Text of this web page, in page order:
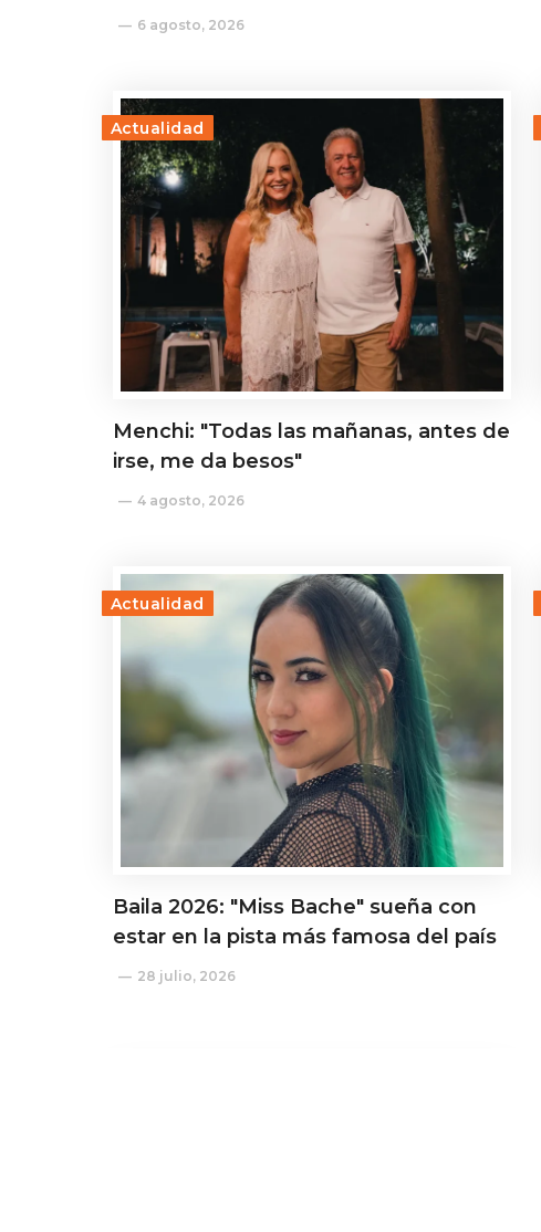
6 agosto, 2026
Actualidad
Menchi: "Todas las mañanas, antes de
irse, me da besos"
4 agosto, 2026
Actualidad
Baila 2026: "Miss Bache" sueña con
estar en la pista más famosa del país
28 julio, 2026